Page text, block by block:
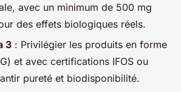
avec un minimum de 500 mg
des effets biologiques réels.
3 : Privilégier les produits en forme
et avec certifications IFOS ou
pureté et biodisponibilité.